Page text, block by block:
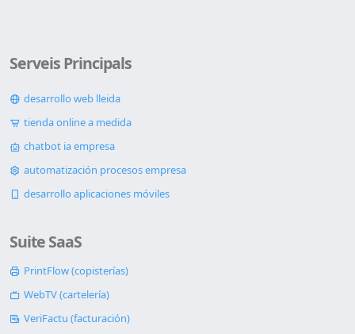
Serveis Principals
desarrollo web lleida
tienda online a medida
chatbot ia empresa
automatización procesos empresa
desarrollo aplicaciones móviles
Suite SaaS
PrintFlow (copisterías)
WebTV (cartelería)
VeriFactu (facturación)